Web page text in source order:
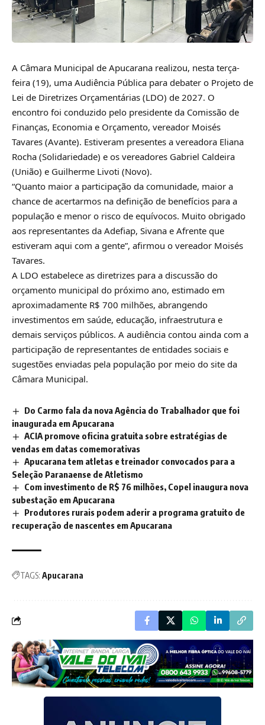
A Câmara Municipal de Apucarana realizou, nesta terça-
feira (19), uma Audiência Pública para debater o Projeto de
Lei de Diretrizes Orçamentárias (LDO) de 2027. O
encontro foi conduzido pelo presidente da Comissão de
Finanças, Economia e Orçamento, vereador Moisés
Tavares (Avante). Estiveram presentes a vereadora Eliana
Rocha (Solidariedade) e os vereadores Gabriel Caldeira
(União) e Guilherme Livoti (Novo).
“Quanto maior a participação da comunidade, maior a
chance de acertarmos na definição de benefícios para a
população e menor o risco de equívocos. Muito obrigado
aos representantes da Adefiap, Sivana e Afrente que
estiveram aqui com a gente”, afirmou o vereador Moisés
Tavares.
A LDO estabelece as diretrizes para a discussão do
orçamento municipal do próximo ano, estimado em
aproximadamente R$ 700 milhões, abrangendo
investimentos em saúde, educação, infraestrutura e
demais serviços públicos. A audiência contou ainda com a
participação de representantes de entidades sociais e
sugestões enviadas pela população por meio do site da
Câmara Municipal.
Do Carmo fala da nova Agência do Trabalhador que foi
inaugurada em Apucarana
ACIA promove oficina gratuita sobre estratégias de
vendas em datas comemorativas
Apucarana tem atletas e treinador convocados para a
Seleção Paranaense de Atletismo
Com investimento de R$ 76 milhões, Copel inaugura nova
subestação em Apucarana
Produtores rurais podem aderir a programa gratuito de
recuperação de nascentes em Apucarana
TAGS: Apucarana